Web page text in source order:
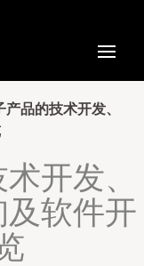
产品的技术开发、
开发、
软件开